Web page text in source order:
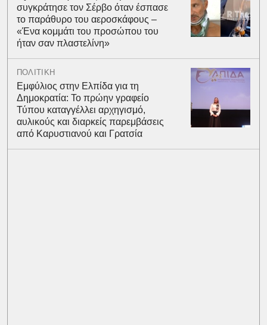
συγκράτησε τον Σέρβο όταν έσπασε
το παράθυρο του αεροσκάφους –
«Ένα κομμάτι του προσώπου του
ήταν σαν πλαστελίνη»
ΠΟΛΙΤΙΚΗ
Εμφύλιος στην Ελπίδα για τη
Δημοκρατία: Το πρώην γραφείο
Τύπου καταγγέλλει αρχηγισμό,
αυλικούς και διαρκείς παρεμβάσεις
από Καρυστιανού και Γρατσία